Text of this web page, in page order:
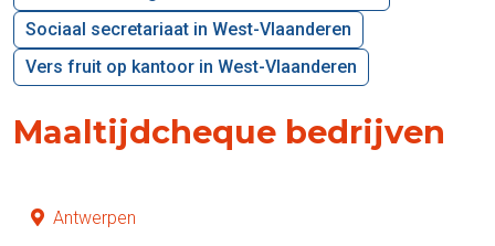
Sociaal secretariaat in West-Vlaanderen
Vers fruit op kantoor in West-Vlaanderen
Maaltijdcheque bedrijven
Antwerpen